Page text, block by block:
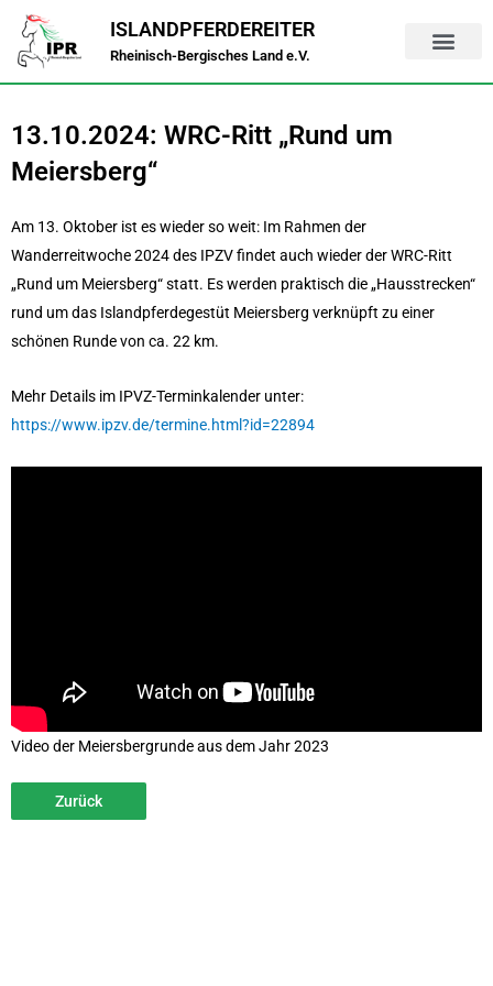
Zum
Inhalt
springen
ISLANDPFERDEREITER
Rheinisch-Bergisches Land e.V.
13.10.2024: WRC-Ritt „Rund um
Meiersberg“
Am 13. Oktober ist es wieder so weit: Im Rahmen der
Wanderreitwoche 2024 des IPZV findet auch wieder der WRC-Ritt
„Rund um Meiersberg“ statt. Es werden praktisch die „Hausstrecken“
rund um das Islandpferdegestüt Meiersberg verknüpft zu einer
schönen Runde von ca. 22 km.
Mehr Details im IPVZ-Terminkalender unter:
https://www.ipzv.de/termine.html?id=22894
Video der Meiersbergrunde aus dem Jahr 2023
Zurück